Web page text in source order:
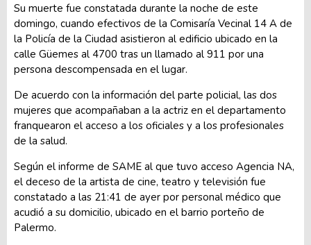
Su muerte fue constatada durante la noche de este
domingo, cuando efectivos de la Comisaría Vecinal 14 A de
la Policía de la Ciudad asistieron al edificio ubicado en la
calle Güemes al 4700 tras un llamado al 911 por una
persona descompensada en el lugar.
De acuerdo con la información del parte policial, las dos
mujeres que acompañaban a la actriz en el departamento
franquearon el acceso a los oficiales y a los profesionales
de la salud.
Según el informe de SAME al que tuvo acceso Agencia NA,
el deceso de la artista de cine, teatro y televisión fue
constatado a las 21:41 de ayer por personal médico que
acudió a su domicilio, ubicado en el barrio porteño de
Palermo.